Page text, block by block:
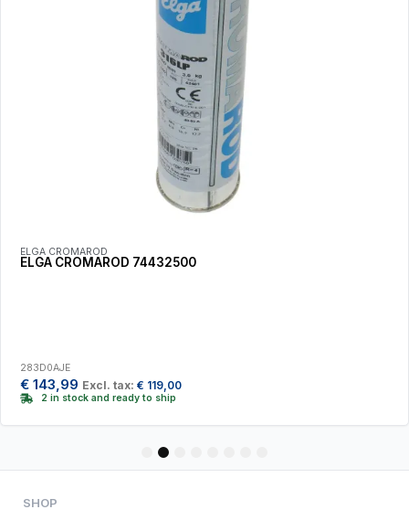
ELGA CROMAROD
ELGA CROMAROD 74432500
283D0AJE
€ 143,99 Excl. tax: € 119,00
2 in stock and ready to ship
5
SHOP